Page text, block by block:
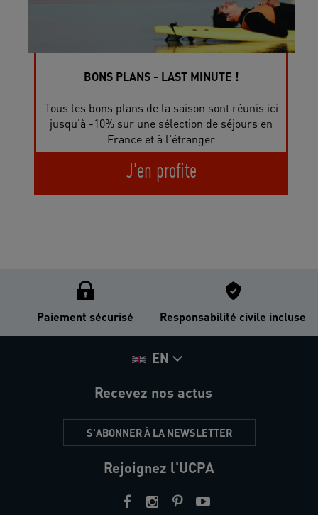
BONS PLANS - LAST MINUTE !
Tous les bons plans de la saison sont réunis ici
jusqu'à -10% sur une sélection de séjours en
France et à l'étranger
J'en profite
Paiement sécurisé Responsabilité civile incluse
EN
Recevez nos actus
S'ABONNER À LA NEWSLETTER
Rejoignez l'UCPA